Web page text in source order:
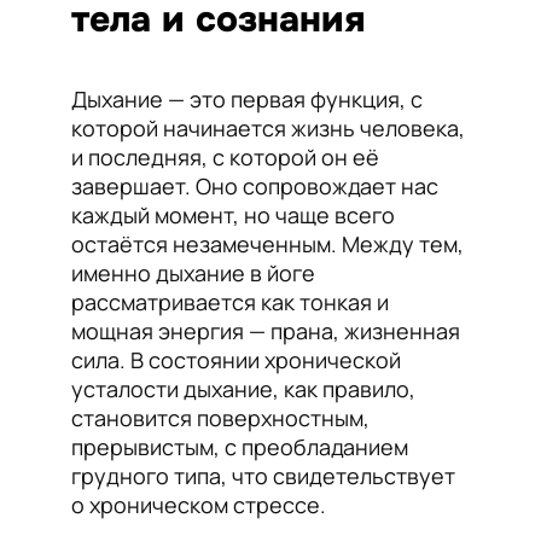
тела и сознания
Дыхание — это первая функция, с
которой начинается жизнь человека,
и последняя, с которой он её
завершает. Оно сопровождает нас
каждый момент, но чаще всего
остаётся незамеченным. Между тем,
именно дыхание в йоге
рассматривается как тонкая и
мощная энергия — прана, жизненная
сила. В состоянии хронической
усталости дыхание, как правило,
становится поверхностным,
прерывистым, с преобладанием
грудного типа, что свидетельствует
о хроническом стрессе.